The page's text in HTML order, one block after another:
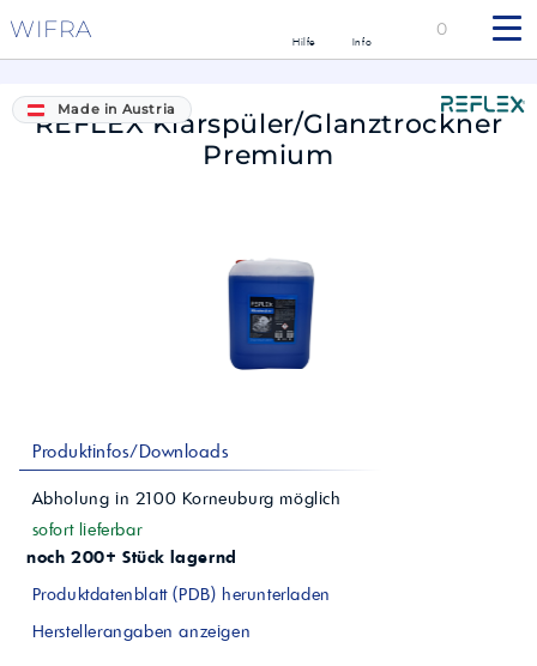
WIFRA Hilfe Info
0
REFLEX Klarspüler/Glanztrockner
Premium
Made in Austria
Produktinfos/Downloads
Abholung in 2100 Korneuburg möglich
sofort lieferbar
noch 200+ Stück lagernd
Produktdatenblatt (PDB) herunterladen
Herstellerangaben anzeigen